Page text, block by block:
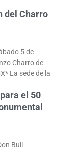
del Charro
5 de
Charro de
La sede de la
el 50
Bull